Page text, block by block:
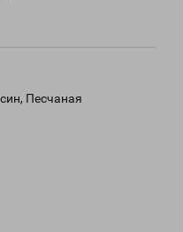
Песчаная